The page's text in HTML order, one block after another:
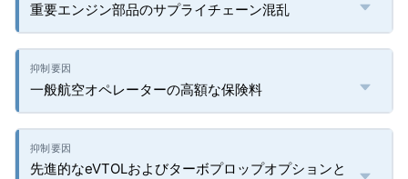
重要エンジン部品のサプライチェーン混乱
一般航空オペレーターの高額な保険料
先進的なeVTOLおよびターボプロップオプションと